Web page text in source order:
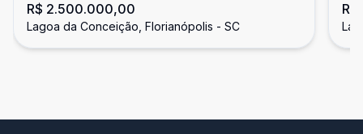
Loteamento, 392m² - Lagoa da
Conceição, Florianópolis SC
R$ 2.500.000,00
Lagoa da Conceição, Florianópolis - SC